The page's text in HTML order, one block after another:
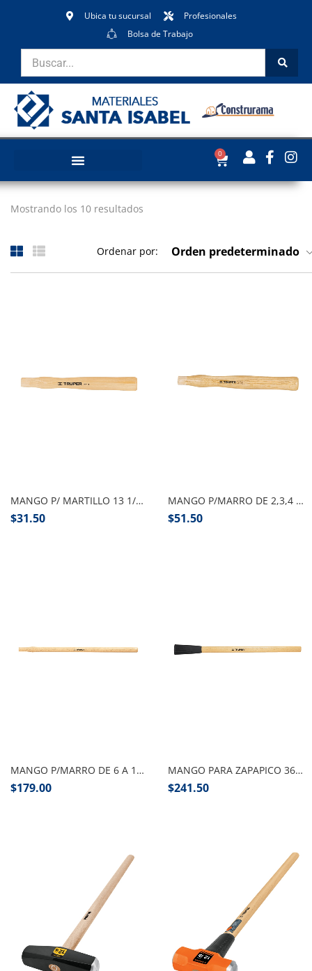
Ubica tu sucursal
Profesionales
Bolsa de Trabajo
0
Mostrando los 10 resultados
Ordenar por: Orden predeterminado
MANGO P/ MARTILLO 13 1/2″ TRUPER
$31.50
MANGO P/MARRO DE 2,3,4 LBS (12 3/8″) TRUPER
$51.50
MANGO P/MARRO DE 6 A 16( 36″) LBS.TRUPER
$179.00
MANGO PARA ZAPAPICO 36″ TRUPER PIEZA
$241.50